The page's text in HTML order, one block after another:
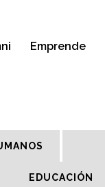
Emprende
EDUCACIÓN